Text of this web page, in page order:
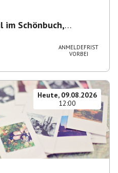
im Schönbuch,
ANMELDEFRIST
VORBEI
Heute, 09.08.2026
12:00